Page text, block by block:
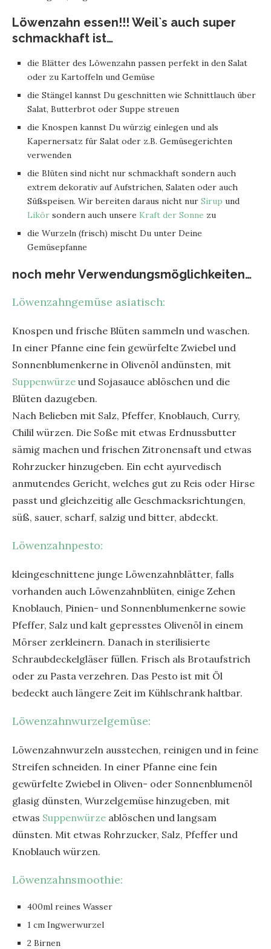
Löwenzahn essen!!! Weil`s auch super
schmackhaft ist…
die Blätter des Löwenzahn passen perfekt in den Salat
oder zu Kartoffeln und Gemüse
die Stängel kannst Du geschnitten wie Schnittlauch über
Salat, Butterbrot oder Suppe streuen
die Knospen kannst Du würzig einlegen und als
Kapernersatz für Salat oder z.B. Gemüsegerichten
verwenden
die Blüten sind nicht nur schmackhaft sondern auch
extrem dekorativ auf Aufstrichen, Salaten oder auch
Süßspeisen. Wir bereiten daraus nicht nur Sirup und
Likör sondern auch unsere Kraft der Sonne zu
die Wurzeln (frisch) mischt Du unter Deine
Gemüsepfanne
noch mehr Verwendungsmöglichkeiten…
Löwenzahngemüse asiatisch:
Knospen und frische Blüten sammeln und waschen.
In einer Pfanne eine fein gewürfelte Zwiebel und
Sonnenblumenkerne in Olivenöl andünsten, mit
Suppenwürze und Sojasauce ablöschen und die
Blüten dazugeben.
Nach Belieben mit Salz, Pfeffer, Knoblauch, Curry,
Chilil würzen. Die Soße mit etwas Erdnussbutter
sämig machen und frischen Zitronensaft und etwas
Rohrzucker hinzugeben. Ein echt ayurvedisch
anmutendes Gericht, welches gut zu Reis oder Hirse
passt und gleichzeitig alle Geschmacksrichtungen,
süß, sauer, scharf, salzig und bitter, abdeckt.
Löwenzahnpesto:
kleingeschnittene junge Löwenzahnblätter, falls
vorhanden auch Löwenzahnblüten, einige Zehen
Knoblauch, Pinien- und Sonnenblumenkerne sowie
Pfeffer, Salz und kalt gepresstes Olivenöl in einem
Mörser zerkleinern. Danach in sterilisierte
Schraubdeckelgläser füllen. Frisch als Brotaufstrich
oder zu Pasta verzehren. Das Pesto ist mit Öl
bedeckt auch längere Zeit im Kühlschrank haltbar.
Löwenzahnwurzelgemüse:
Löwenzahnwurzeln ausstechen, reinigen und in feine
Streifen schneiden. In einer Pfanne eine fein
gewürfelte Zwiebel in Oliven- oder Sonnenblumenöl
glasig dünsten, Wurzelgemüse hinzugeben, mit
etwas Suppenwürze ablöschen und langsam
dünsten. Mit etwas Rohrzucker, Salz, Pfeffer und
Knoblauch würzen.
Löwenzahnsmoothie:
400ml reines Wasser
1 cm Ingwerwurzel
2 Birnen